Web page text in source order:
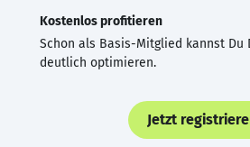
Kostenlos profitieren
Schon als Basis-Mitglied kannst Du
deutlich optimieren.
Jetzt